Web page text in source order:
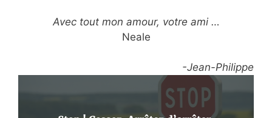
Avec tout mon amour, votre ami …
Neale
-Jean-Philippe